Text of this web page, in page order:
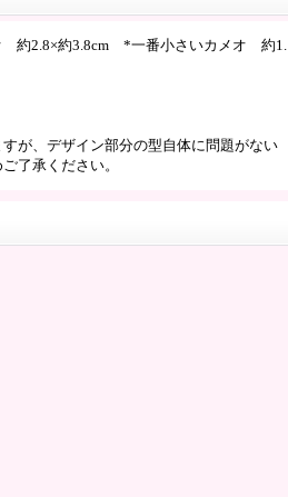
約2.8×約3.8cm *一番小さいカメオ 約1.
が、デザイン部分の型自体に問題がない
了承ください。